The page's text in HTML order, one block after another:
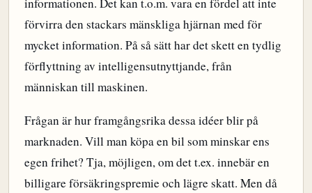
informationen. Det kan t.o.m. vara en fördel att inte
förvirra den stackars mänskliga hjärnan med för
mycket information. På så sätt har det skett en tydlig
förflyttning av intelligensutnyttjande, från
människan till maskinen.
Frågan är hur framgångsrika dessa idéer blir på
marknaden. Vill man köpa en bil som minskar ens
egen frihet? Tja, möjligen, om det t.ex. innebär en
billigare försäkringspremie och lägre skatt. Men då